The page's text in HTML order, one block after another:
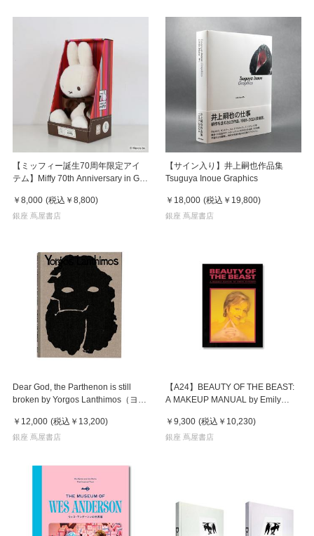
【ミッフィー誕生70周年限定アイ
テム】Miffy 70th Anniversary in Gift
￥8,000 (税込 ￥8,800)
銀座 蔦屋書店
【サイン入り】井上嗣也作品集
Tsuguya Inoue Graphics
￥18,000 (税込 ￥19,800)
銀座 蔦屋書店
Dear God, the Parthenon is still
broken by Yorgos Lanthimos（ヨル
￥12,000 (税込 ￥13,200)
銀座 蔦屋書店
【A24】BEAUTY OF THE BEAST:
A MAKEUP MANUAL by Emily
ト 特殊メイクによる変身マニュア
ル
￥9,300 (税込 ￥10,230)
銀座 蔦屋書店